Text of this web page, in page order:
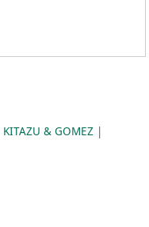
KITAZU & GOMEZ |